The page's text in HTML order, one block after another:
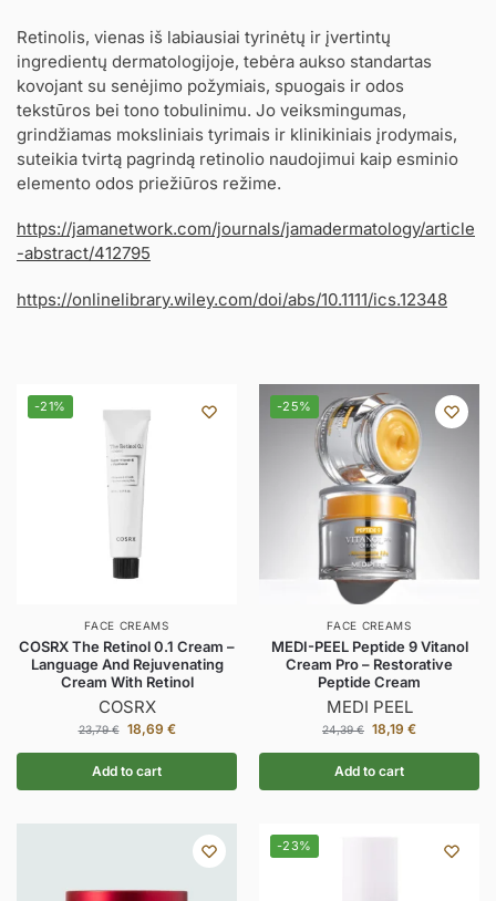
Retinolis, vienas iš labiausiai tyrinėtų ir įvertintų
ingredientų dermatologijoje, tebėra aukso standartas
kovojant su senėjimo požymiais, spuogais ir odos
tekstūros bei tono tobulinimu. Jo veiksmingumas,
grindžiamas moksliniais tyrimais ir klinikiniais įrodymais,
suteikia tvirtą pagrindą retinolio naudojimui kaip esminio
elemento odos priežiūros režime.
https://jamanetwork.com/journals/jamadermatology/article
-abstract/412795
https://onlinelibrary.wiley.com/doi/abs/10.1111/ics.12348
-21%
FACE CREAMS
COSRX The Retinol 0.1 Cream –
Language And Rejuvenating
Cream With Retinol
COSRX
23,79€ 18,69 €
Add to cart
-25%
FACE CREAMS
MEDI-PEEL Peptide 9 Vitanol
Cream Pro – Restorative
Peptide Cream
MEDI PEEL
24,39€ 18,19 €
Add to cart
-23%